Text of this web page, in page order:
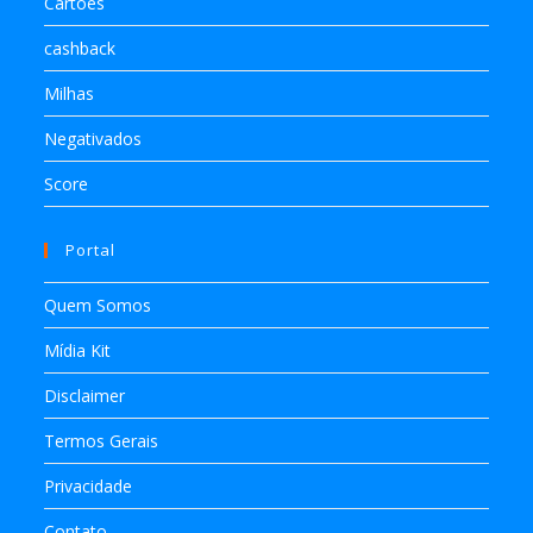
cashback
Milhas
Negativados
Score
Portal
Quem Somos
Mídia Kit
Disclaimer
Termos Gerais
Privacidade